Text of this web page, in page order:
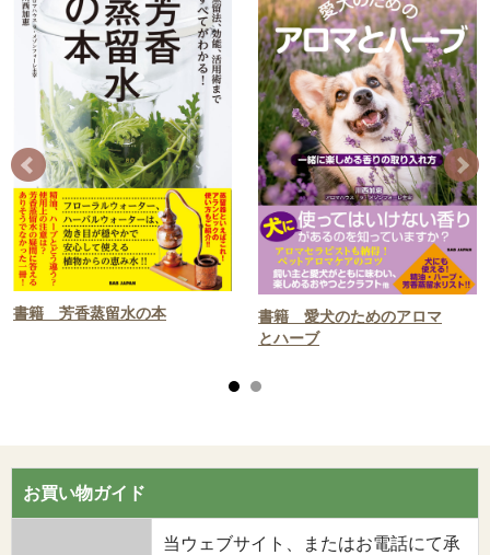
書籍 芳香蒸留水の本
書籍 愛犬のためのアロマ
とハーブ
お買い物ガイド
当ウェブサイト、またはお電話にて承